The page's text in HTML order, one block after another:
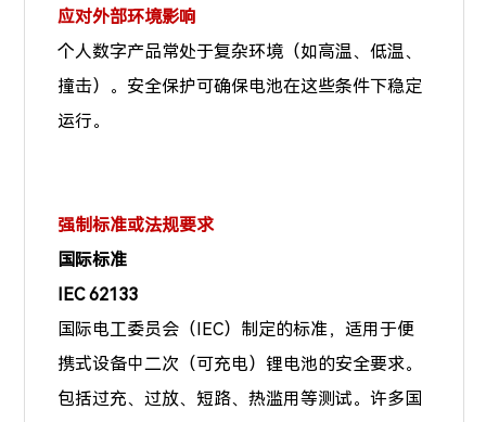
应对外部环境影响
个人数字产品常处于复杂环境（如高温、低温、
撞击）。安全保护可确保电池在这些条件下稳定
运行。
强制标准或法规要求
国际标准
IEC 62133
国际电工委员会（IEC）制定的标准，适用于便
携式设备中二次（可充电）锂电池的安全要求。
包括过充、过放、短路、热滥用等测试。许多国